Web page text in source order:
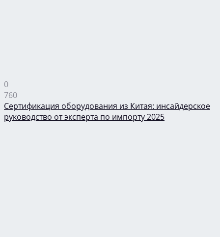
0
760
Сертификация оборудования из Китая: инсайдерское
руководство от эксперта по импорту 2025